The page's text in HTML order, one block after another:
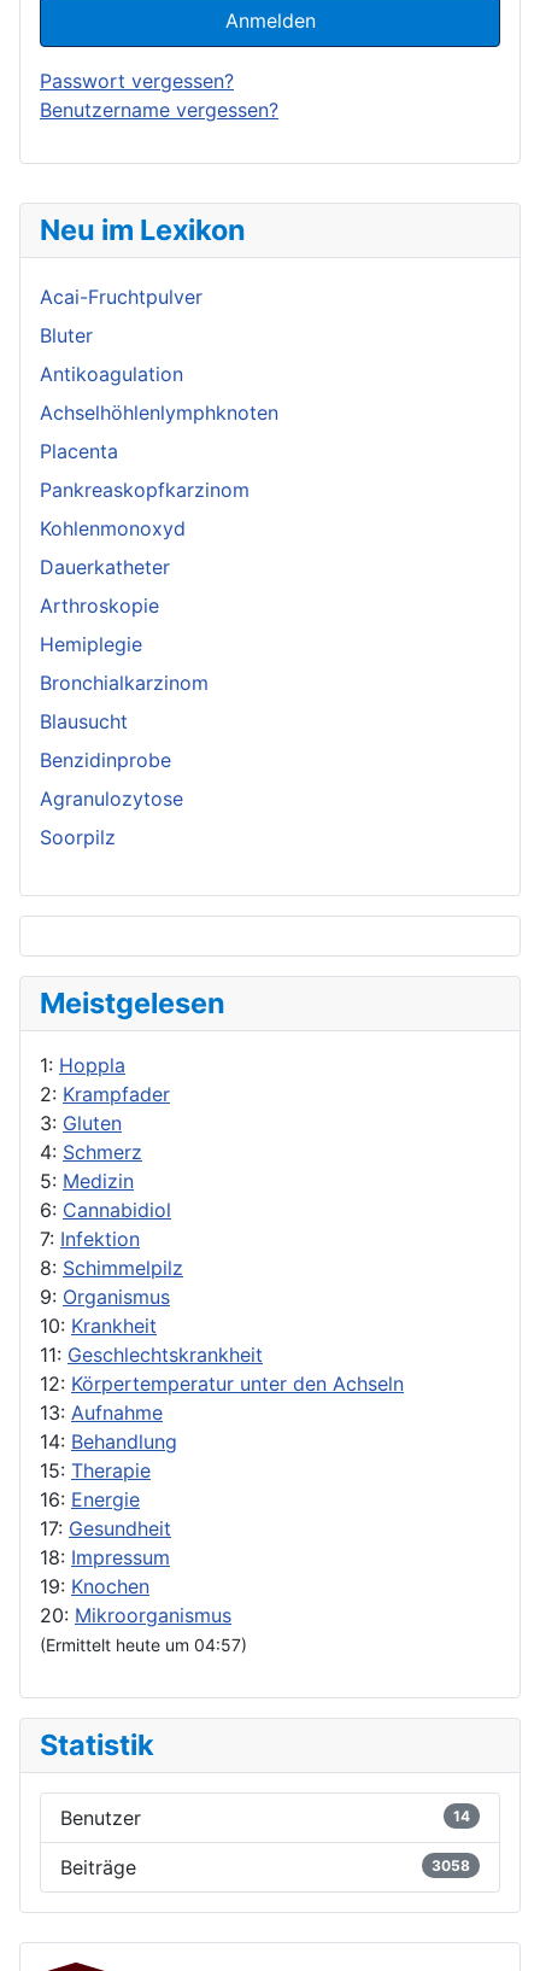
Neu im Lexikon
Acai-Fruchtpulver
Bluter
Antikoagulation
Achselhöhlenlymphknoten
Placenta
Pankreaskopfkarzinom
Kohlenmonoxyd
Dauerkatheter
Arthroskopie
Hemiplegie
Bronchialkarzinom
Blausucht
Benzidinprobe
Agranulozytose
Soorpilz
Meistgelesen
1: Hoppla
2: Krampfader
3: Gluten
4: Schmerz
5: Medizin
6: Cannabidiol
7: Infektion
8: Schimmelpilz
9: Organismus
10: Krankheit
11: Geschlechtskrankheit
12: Körpertemperatur unter den Achseln
13: Aufnahme
14: Behandlung
15: Therapie
16: Energie
17: Gesundheit
18: Impressum
19: Knochen
20: Mikroorganismus
(Ermittelt heute um 04:57)
Statistik
Benutzer 14
Beiträge 3058
Anmelden
Passwort vergessen?
Benutzername vergessen?